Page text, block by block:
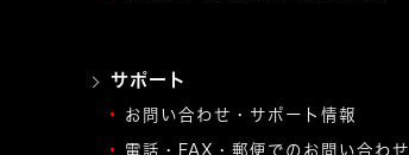
サポート
お問い合わせ・サポート情報
電話・FAX・郵便でのお問い合わせ